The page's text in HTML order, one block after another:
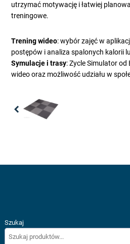
utrzymać motywację i łatwiej
treningowe.
Trening wideo: wybór zajęć w
postępów i analiza spalonych kalorii
Symulacje i trasy: Zycle Simulator
wideo oraz możliwość udziału w
Szukaj